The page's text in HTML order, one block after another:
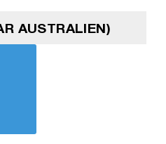
AUSTRALIEN)